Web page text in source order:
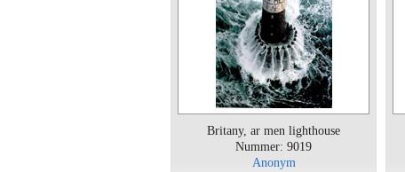
Britany, ar men lighthouse
Nummer: 9019
Anonym